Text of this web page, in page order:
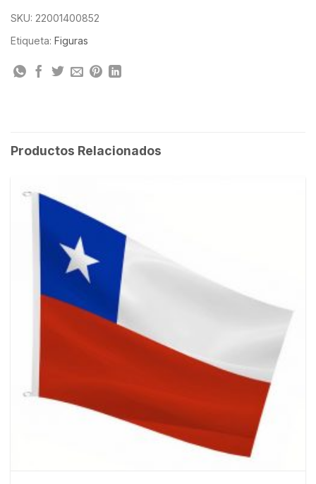
SKU: 22001400852
Etiqueta: Figuras
Productos Relacionados